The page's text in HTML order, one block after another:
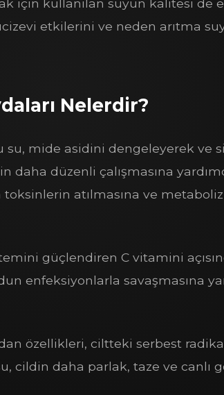
için kullanılan suyun kalitesi de
etkilerini ve neden arıtma
Nelerdir?
su, mide asidini dengeleyerek ve
düzenli çalışmasına
atılmasına ve
güçlendiren C vitamini
enfeksiyonlarla savaşmasına
özellikleri, ciltteki serbest
cildin daha parlak, taze ve canlı